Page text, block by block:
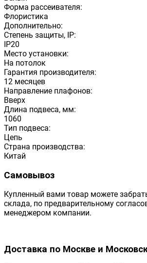
Форма рассеивателя:
Флористика
Дополнительно:
Степень защиты, IP:
IP20
Место установки:
На потолок
Гарантия производителя:
12 месяцев
Направление плафонов:
Вверх
Длина подвеса, мм:
1060
Тип подвеса:
Цепь
Страна производства:
Китай
Самовывоз
Купленный вами товар можете
склада, по предварительному
менеджером компании.
Доставка по Москве и